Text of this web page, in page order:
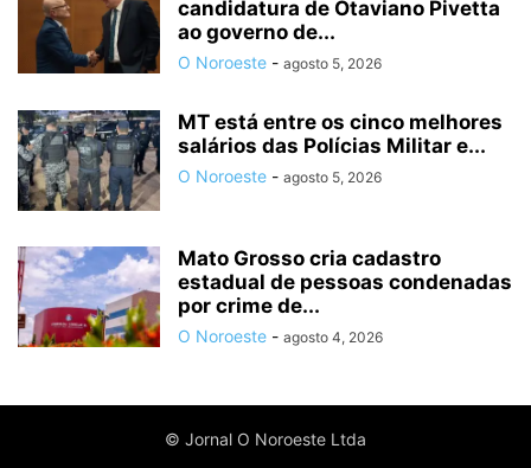
candidatura de Otaviano Pivetta
ao governo de...
O Noroeste - agosto 5, 2026
MT está entre os cinco melhores
salários das Polícias Militar e...
O Noroeste - agosto 5, 2026
Mato Grosso cria cadastro
estadual de pessoas condenadas
por crime de...
O Noroeste - agosto 4, 2026
© Jornal O Noroeste Ltda